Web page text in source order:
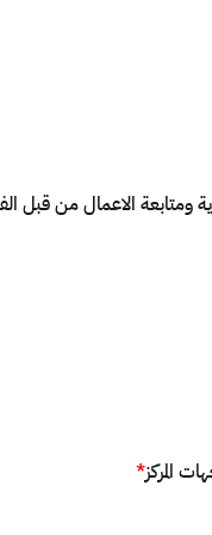
ومتابعة الاعمال من قبل
المركز*